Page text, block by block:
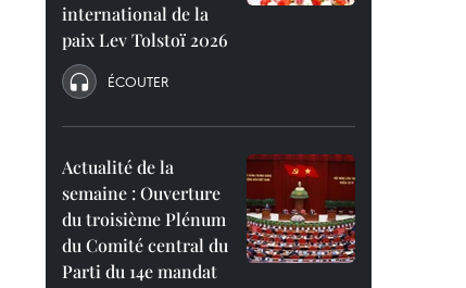
international de la
paix Lev Tolstoï 2026
ÉCOUTER
Actualité de la
semaine : Ouverture
du troisième Plénum
du Comité central du
Parti du 14e mandat